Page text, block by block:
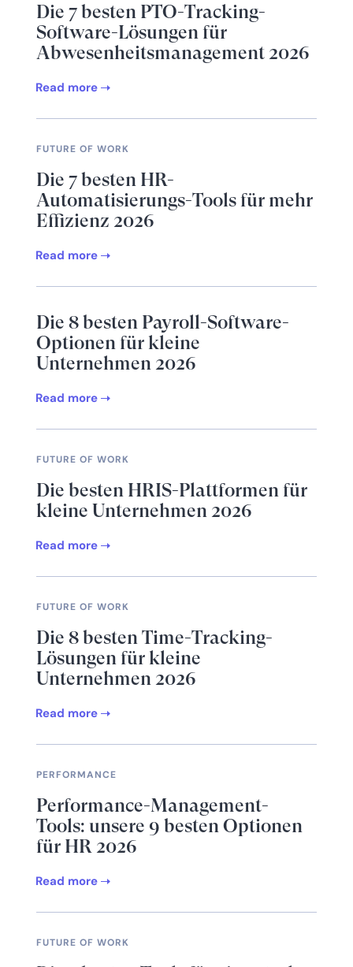
Die 7 besten PTO-Tracking-
Software-Lösungen für
Abwesenheitsmanagement 2026
Read more
FUTURE OF WORK
Die 7 besten HR-
Automatisierungs-Tools für mehr
Effizienz 2026
Read more
Die 8 besten Payroll-Software-
Optionen für kleine
Unternehmen 2026
Read more
FUTURE OF WORK
Die besten HRIS-Plattformen für
kleine Unternehmen 2026
Read more
FUTURE OF WORK
Die 8 besten Time-Tracking-
Lösungen für kleine
Unternehmen 2026
Read more
PERFORMANCE
Performance-Management-
Tools: unsere 9 besten Optionen
für HR 2026
Read more
FUTURE OF WORK